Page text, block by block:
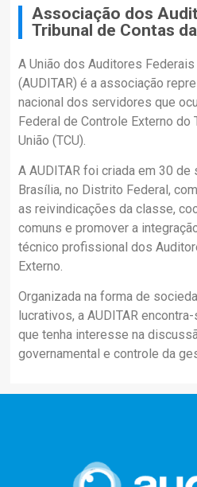
Associação dos
Tribunal de Contas
A União dos Auditores
(AUDITAR) é a associação
nacional dos servidores que
Federal de Controle Externo do
União (TCU).
A AUDITAR foi criada em 30
Brasília, no Distrito Federal,
as reivindicações da classe,
comuns e promover a
técnico profissional dos
Externo.
Organizada na forma de
lucrativos, a AUDITAR
que tenha interesse na
governamental e controle da